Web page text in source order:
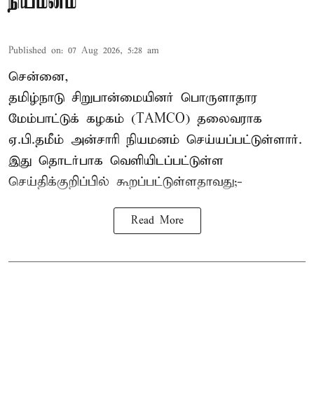
Published on: 07 Aug 2026, 5:28 am
சென்னை,
தமிழ்நாடு சிறுபான்மையினர் பொருளாதார
மேம்பாட்டுக் கழகம் (TAMCO) தலைவராக
ஏ.பி.தமீம் அன்சாரி நியமனம் செய்யப்பட்டுள்ளார்.
இது தொடர்பாக வெளியிடப்பட்டுள்ள
செய்திக்குறிப்பில் கூறப்பட்டுள்ளதாவது;-
Read More